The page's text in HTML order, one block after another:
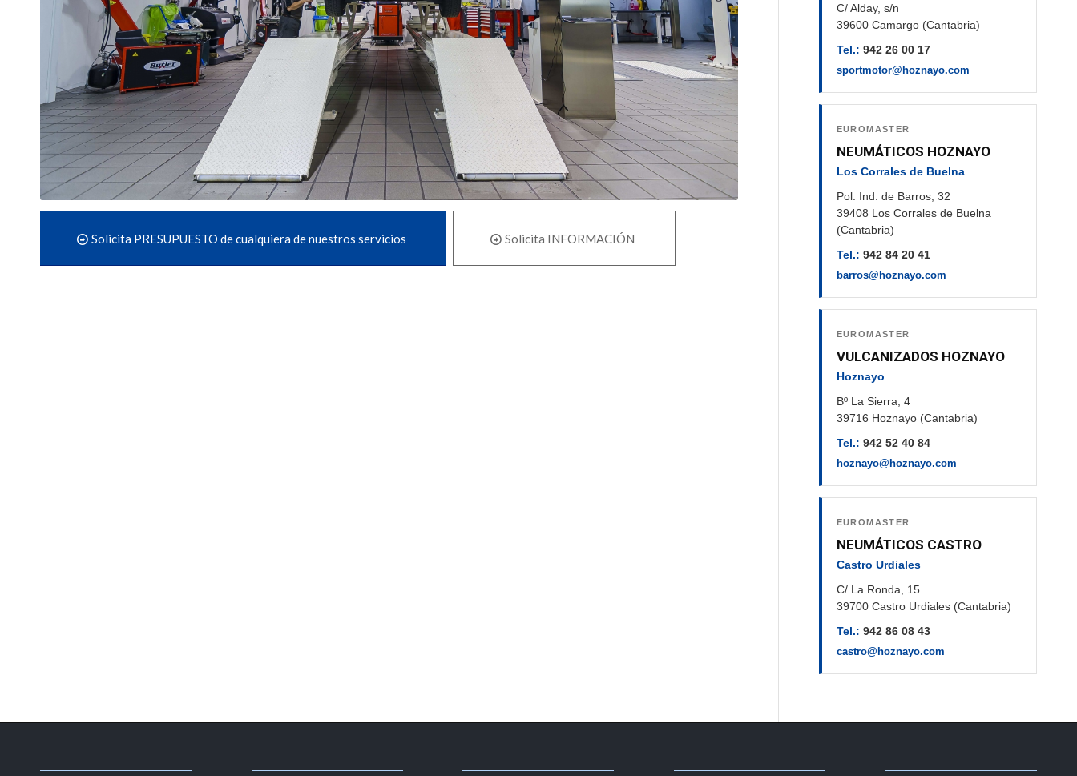
Solicita PRESUPUESTO de cualquiera de nuestros servicios Solicita INFORMACIÓN
C/ Alday, s/n
39600 Camargo (Cantabria)
Tel.: 942 26 00 17
sportmotor@hoznayo.com
EUROMASTER
NEUMÁTICOS HOZNAYO
Los Corrales de Buelna
Pol. Ind. de Barros, 32
39408 Los Corrales de Buelna
(Cantabria)
Tel.: 942 84 20 41
barros@hoznayo.com
EUROMASTER
VULCANIZADOS HOZNAYO
Hoznayo
Bº La Sierra, 4
39716 Hoznayo (Cantabria)
Tel.: 942 52 40 84
hoznayo@hoznayo.com
EUROMASTER
NEUMÁTICOS CASTRO
Castro Urdiales
C/ La Ronda, 15
39700 Castro Urdiales (Cantabria)
Tel.: 942 86 08 43
castro@hoznayo.com